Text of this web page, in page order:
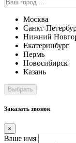
Москва
Санкт-
Нижний
Екатеринбург
Пермь
Новосибирск
Казань
Заказать звонок
×
Ваше имя